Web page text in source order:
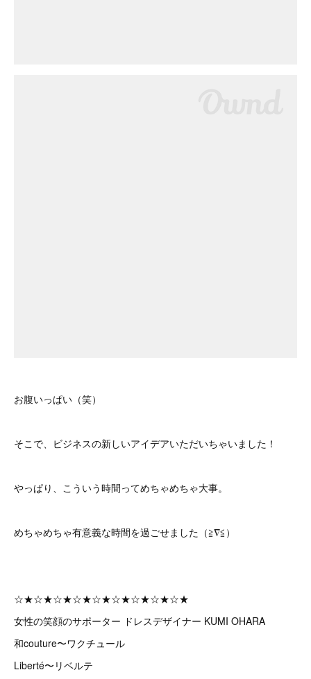
お腹いっぱい（笑）
そこで、ビジネスの新しいアイデアいただいちゃいました！
やっぱり、こういう時間ってめちゃめちゃ大事。
めちゃめちゃ有意義な時間を過ごせました（≧∇≦）
☆★☆★☆★☆★☆★☆★☆★☆★☆★
女性の笑顔のサポーター ドレスデザイナー KUMI OHARA
和couture〜ワクチュール
Liberté〜リベルテ